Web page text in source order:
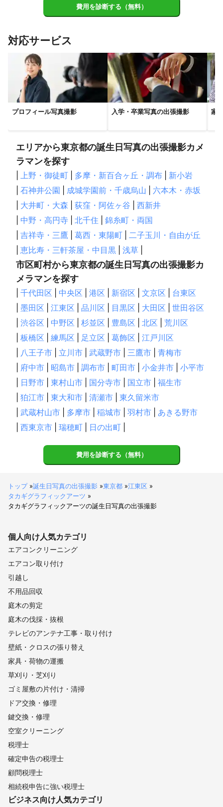
夏場の暑さや冬の寒さなど
不安なこともあるかと存じますが
こども達を信じて、皆さまで撮影を
楽しんでいただければと思います。
--------------------
ライティング、機材
--------------------
機材の使用が難しいことが多いです。
屋内、スタジオ撮影の場合でも
撮影時間や場所など
環境の制限があることが多いです。
そのため、ワイヤレス、コンパクトな
機材にて用意しております。
本格的なライティングをご希望の場合は
お知らせください。
------------
所有機材
------------
●カメラ：ニコン Z9、Z 6II
●レンズ：NIKKOR Z 14-24mm f/2.8 S
●レンズ：NIKKOR Z 24-70mm f/2.8 S
●レンズ：NIKKOR Z 70-200mm f/2.8 VR S
●レンズ：NIKKOR Z 70-200mm f/2.8 VR S
●レンズ：NIKKOR Z 50mm f/1.8 S
●スピードライト：Profoto A1 ｘ 2台
●ストロボ：Profoto B10 ｘ 1台
●アクセサリー：ソフトボックス　60cm
●アクセサリー：アンブレラ　90cm、110cm、150cm、180cm
各1本
●LEDライト(有線)：200W、100W 　各1台
-------------------
仕事の際は、以下の服装で
お伺いしております。
●靴：黒シューズ、白シューズ
スーツ、ジャケットの着用はしていません。
移動方法は
電車、自動車になります。
非喫煙者です。
身だしなみ、言葉遣い、匂いなど
お客様が不快に感じることがないよう
心がけています。
八街市 市原市 長柄町
成田市 東金市 君津市
【 埼玉県
八潮市 三郷市
和光市
吉川市 越谷市 朝霞市 新座市
松伏町
志木市
さいたま市 富士見市 三芳町
春日部市
ふじみ野市
所沢市 上尾市 蓮田市 杉戸町
宮代町
伊奈町
白岡市 川越市 狭山市 桶川市
幸手市
入間市
川島町 北本市 久喜市 鶴ヶ島市 坂戸市
【神奈川県】
川崎市 横浜市 大和市 座間市 綾瀬市
鎌倉市
海老名市
逗子市
費用を診断する（無料）
対応サービス
プロフィール写真撮影 入学・卒業写真の出張撮影 家
エリアから東京都の誕生日写真の出張撮影カメ
ラマンを探す
上野・御徒町 多摩・新百合ヶ丘・調布
新小岩
石神井公園 成城学園前・千歳烏山
六本木・赤坂
大井町・大森 荻窪・阿佐ヶ谷
西新井
中野・高円寺 北千住
錦糸町・両国
吉祥寺・三鷹 葛西・東陽町
二子玉川・自由が丘
恵比寿・三軒茶屋・中目黒 浅草
市区町村から東京都の誕生日写真の出張撮影カ
メラマンを探す
千代田区 中央区 港区 新宿区 文京区
台東区
墨田区 江東区 品川区 目黒区 大田区
世田谷区
渋谷区 中野区 杉並区 豊島区 北区
荒川区
板橋区 練馬区 足立区 葛飾区
江戸川区
八王子市 立川市 武蔵野市 三鷹市
青梅市
府中市 昭島市 調布市 町田市 小金井市
小平市
日野市 東村山市 国分寺市 国立市
福生市
狛江市 東大和市 清瀬市
東久留米市
武蔵村山市 多摩市 稲城市 羽村市
あきる野市
西東京市 瑞穂町 日の出町
費用を診断する（無料）
トップ»誕生日写真の出張撮影 »東京都 »江東区 »
タカギグラフィックアーツ »
タカギグラフィックアーツの誕生日写真の出張撮影
個人向け人気カテゴリ
エアコンクリーニング
エアコン取り付け
引越し
不用品回収
庭木の剪定
庭木の伐採・抜根
テレビのアンテナ工事・取り付け
壁紙・クロスの張り替え
家具・荷物の運搬
草刈り・芝刈り
ゴミ屋敷の片付け・清掃
ドア交換・修理
鍵交換・修理
空室クリーニング
税理士
確定申告の税理士
顧問税理士
相続税申告に強い税理士
ビジネス向け人気カテゴリ